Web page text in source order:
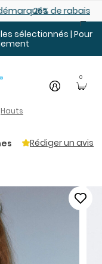
bébé
sélectionnés | Pour
0
Hauts
Rédiger un avis